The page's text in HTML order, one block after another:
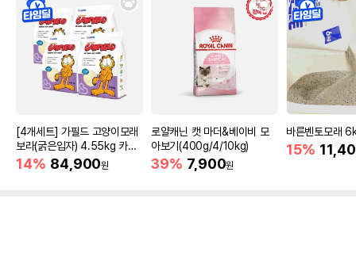
[4개세트] 가필드 고양이모래
보라(굵은입자) 4.55kg 카사
바모래
14% 84,900원
로얄캐닌 캣 마더&베이비 모
아보기(400g/4/10kg)
39% 7,900원
바른벤토모래
15%